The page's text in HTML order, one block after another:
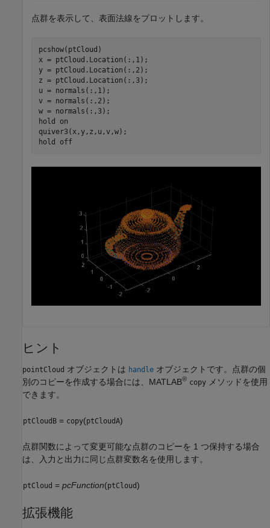
点群を表示して、表面法線をプロットします。
pcshow(ptCloud)
x = ptCloud.Location(:,1);
y = ptCloud.Location(:,2);
z = ptCloud.Location(:,3);
u = normals(:,1);
v = normals(:,2);
w = normals(:,3);
hold
on
quiver3(x,y,z,u,v,w);
hold
off
ヒント
pointCloud オブジェクトは handle オブジェクトです。点群の個
別のコピーを作成する場合には、MATLAB® copy メソッドを使用
できます。
ptCloudB = copy(ptCloudA)
点群関数によって変更可能な点群のコピーを 1 つ保持する場合
は、入力と出力に同じ点群変数名を使用します。
ptCloud = pcFunction(ptCloud)
拡張機能